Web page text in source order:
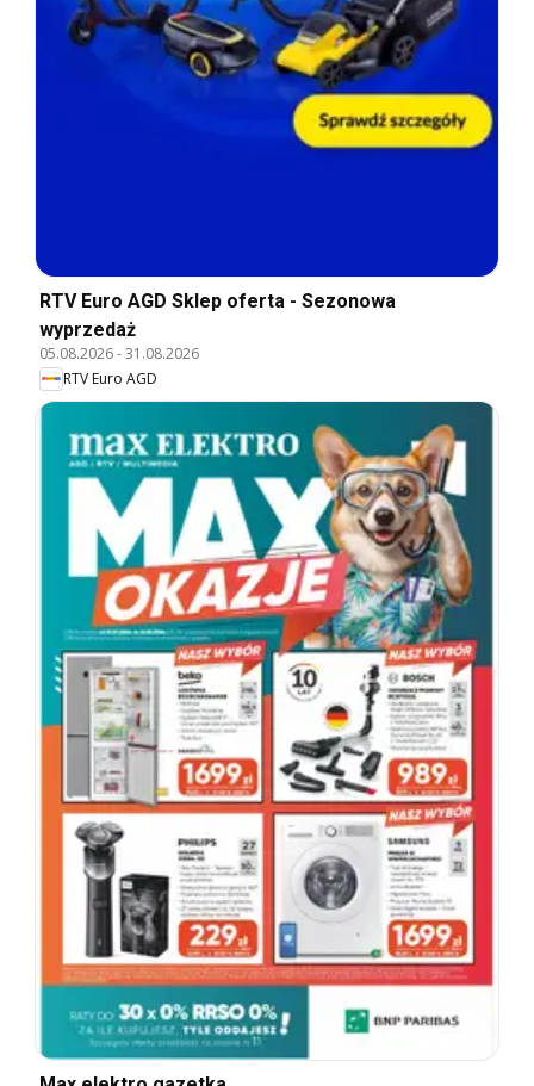
RTV Euro AGD Sklep oferta - Sezonowa
wyprzedaż
05.08.2026-31.08.2026
RTV Euro AGD